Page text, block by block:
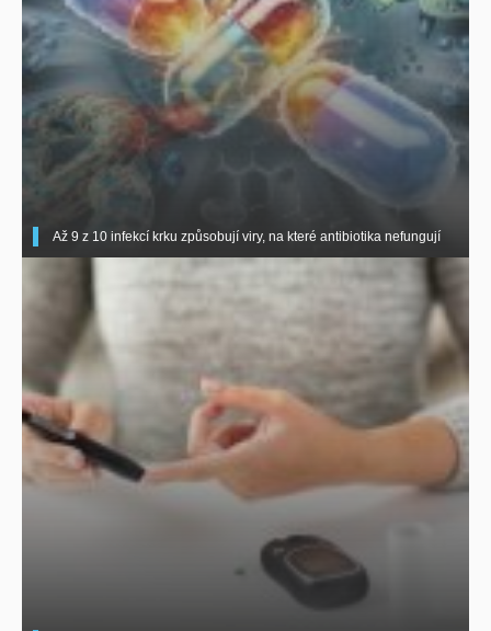
Až 9 z 10 infekcí krku způsobují viry, na které antibiotika nefungují